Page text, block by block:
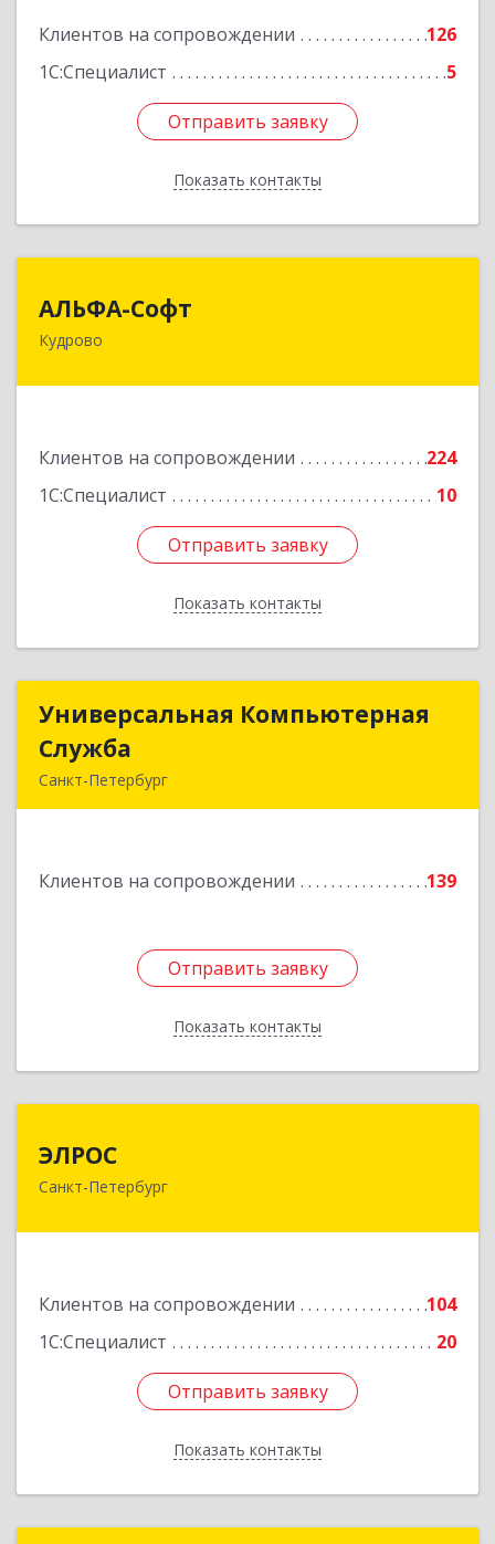
Клиентов на сопровождении
126
1С:Специалист
5
Отправить заявку
Показать контакты
Подробнее
Отправить заявку
Назад
АЛЬФА-Софт
Кудрово
Клиентов на сопровождении
224
1С:Специалист
10
Отправить заявку
Показать контакты
188692, Ленинградская обл, Всеволожский м.р-
Подробнее
Отправить заявку
Назад
Универсальная Компьютерная
Служба
Санкт-Петербург
Клиентов на сопровождении 139
Отправить заявку
Показать контакты
Универсальная Компьютерная
Подробнее
Отправить заявку
Назад
ЭЛРОС
Санкт-Петербург
Клиентов на сопровождении
104
1С:Специалист
20
Отправить заявку
Показать контакты
191024, Санкт-Петербург г, Тележная ул, дом №
Отправить заявку
Назад